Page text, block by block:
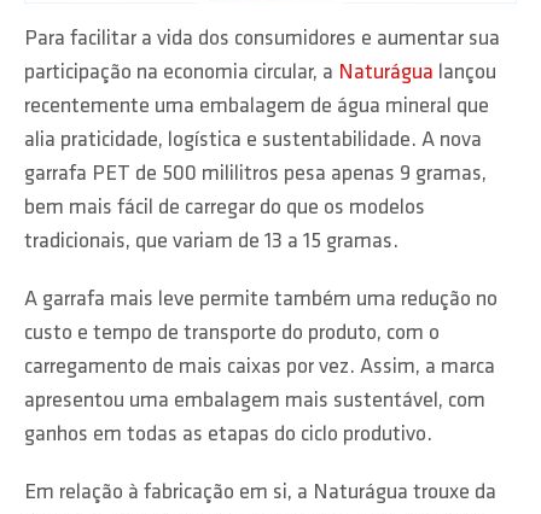
Para facilitar a vida dos consumidores e aumentar sua
participação na economia circular, a Naturágua lançou
recentemente uma embalagem de água mineral que
alia praticidade, logística e sustentabilidade. A nova
garrafa PET de 500 mililitros pesa apenas 9 gramas,
bem mais fácil de carregar do que os modelos
tradicionais, que variam de 13 a 15 gramas.
A garrafa mais leve permite também uma redução no
custo e tempo de transporte do produto, com o
carregamento de mais caixas por vez. Assim, a marca
apresentou uma embalagem mais sustentável, com
ganhos em todas as etapas do ciclo produtivo.
Em relação à fabricação em si, a Naturágua trouxe da